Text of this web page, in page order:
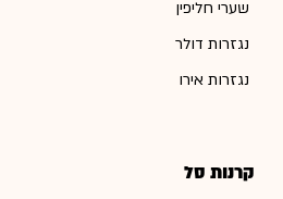
שערי חליפין
נגזרות דולר
נגזרות אירו
קרנות סל